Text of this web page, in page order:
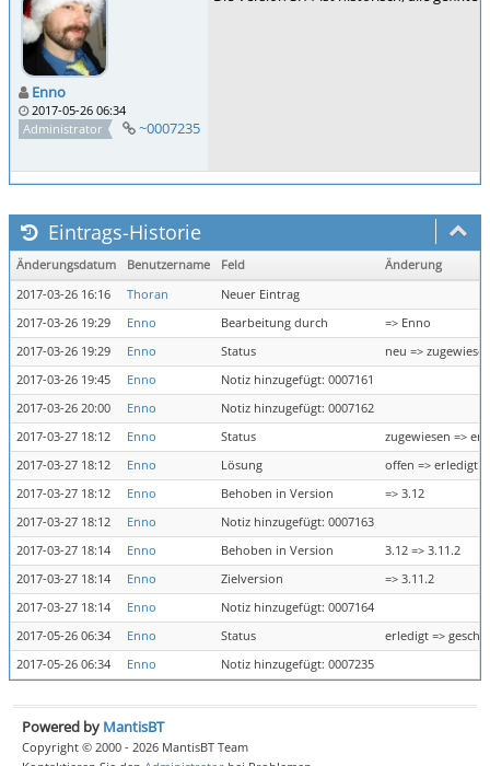
Enno
2017-05-26 06:34
Administrator
~0007235
Eintrags-Historie
Änderungsdatum Benutzername Feld
Änderung
2017-03-26 16:16
Thoran
Neuer Eintrag
2017-03-26 19:29
Enno Bearbeitung durch
=> Enno
2017-03-26 19:29
Enno Status
neu =>
2017-03-26 19:45
Enno
Notiz hinzugefügt: 0007161
2017-03-26 20:00
Enno
Notiz hinzugefügt: 0007162
2017-03-27 18:12
Enno Status
zugewiesen =>
2017-03-27 18:12
Enno Lösung
offen => erledigt
2017-03-27 18:12
Enno Behoben in Version
=> 3.12
2017-03-27 18:12
Enno
Notiz hinzugefügt: 0007163
2017-03-27 18:14
Enno Behoben in Version
3.12 => 3.11.2
2017-03-27 18:14
Enno Zielversion
=> 3.11.2
2017-03-27 18:14
Enno
Notiz hinzugefügt: 0007164
2017-05-26 06:34
Enno Status
erledigt =>
2017-05-26 06:34
Enno Notiz hinzugefügt: 0007235
Powered by MantisBT
Copyright © 2000 - 2026 MantisBT Team